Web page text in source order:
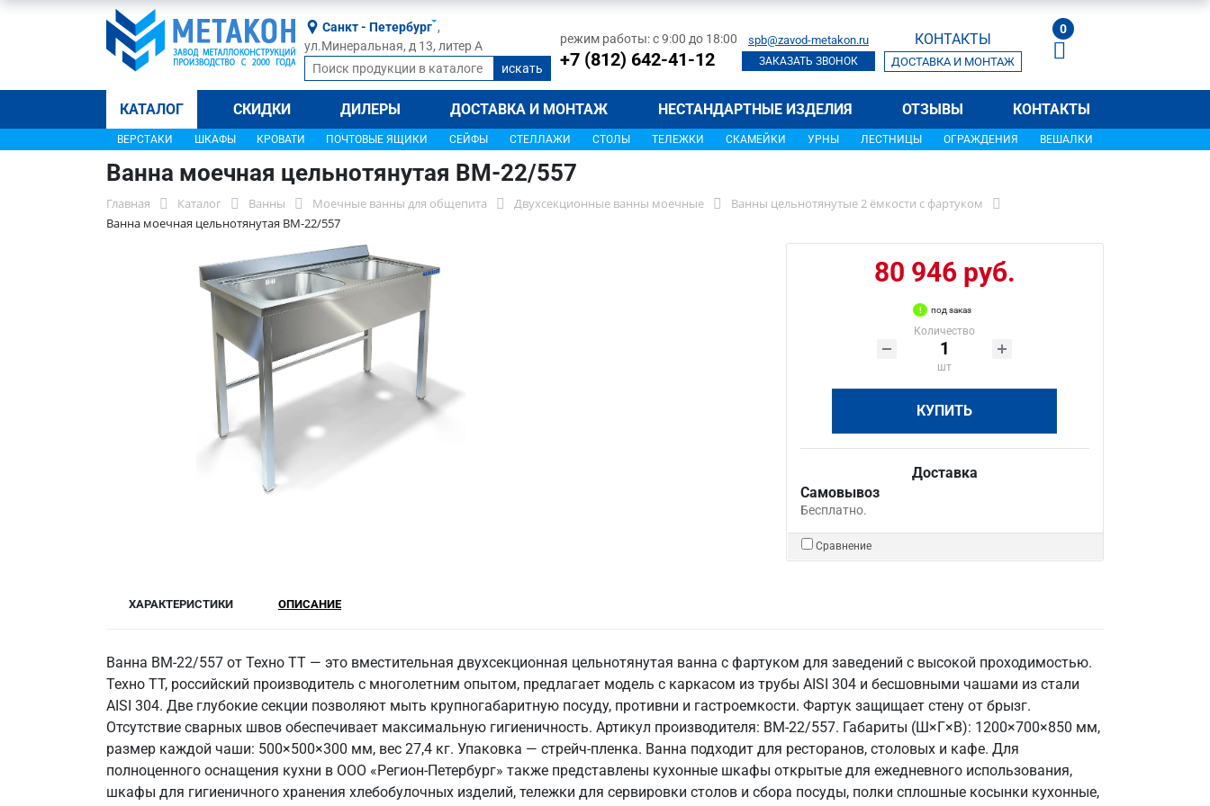
Санкт - Петербург ,
ул.Минеральная, д 13, литер А
режим работы: с 9:00 до 18:00
+7 (812) 642-41-12
spb@zavod-metakon.ru
ЗАКАЗАТЬ ЗВОНОК
КОНТАКТЫ
ДОСТАВКА И МОНТАЖ
0
КАТАЛОГ СКИДКИ ДИЛЕРЫ ДОСТАВКА И МОНТАЖ НЕСТАНДАРТНЫЕ ИЗДЕЛИЯ ОТЗЫВЫ КОНТАКТЫ
ВЕРСТАКИ ШКАФЫ КРОВАТИ ПОЧТОВЫЕ ЯЩИКИ СЕЙФЫ СТЕЛЛАЖИ СТОЛЫ ТЕЛЕЖКИ СКАМЕЙКИ УРНЫ ЛЕСТНИЦЫ ОГРАЖДЕНИЯ ВЕШАЛКИ
Ванна моечная цельнотянутая ВМ-22/557
Главная Каталог Ванны Моечные ванны для общепита Двухсекционные ванны моечные
Ванны цельнотянутые 2 ёмкости с фартуком
Ванна моечная цельнотянутая ВМ-22/557
80 946 руб.
под заказ
Количество
шт
КУПИТЬ
Доставка
Самовывоз
Бесплатно.
Сравнение
ХАРАКТЕРИСТИКИ ОПИСАНИЕ
Ванна ВМ-22/557 от Техно ТТ — это вместительная двухсекционная цельнотянутая ванна с фартуком для заведений с высокой проходимостью.
Техно ТТ, российский производитель с многолетним опытом, предлагает модель с каркасом из трубы AISI 304 и бесшовными чашами из стали
AISI 304. Две глубокие секции позволяют мыть крупногабаритную посуду, противни и гастроемкости. Фартук защищает стену от брызг.
Отсутствие сварных швов обеспечивает максимальную гигиеничность. Артикул производителя: ВМ-22/557. Габариты (Ш×Г×В): 1200×700×850 мм,
размер каждой чаши: 500×500×300 мм, вес 27,4 кг. Упаковка — стрейч-пленка. Ванна подходит для ресторанов, столовых и кафе. Для
полноценного оснащения кухни в ООО «Регион-Петербург» также представлены кухонные шкафы открытые для ежедневного использования,
шкафы для гигиеничного хранения хлебобулочных изделий, тележки для сервировки столов и сбора посуды, полки сплошные косынки кухонные,